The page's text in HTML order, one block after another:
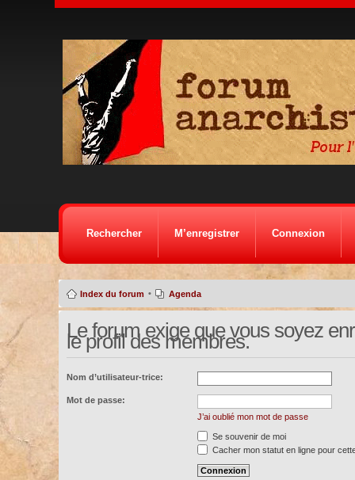
Rechercher M’enregistrer Connexion
Index du forum • Agenda
Le forum exige que vous soyez
le profil des membres.
Nom d’utilisateur-trice:
Mot de passe:
J’ai oublié mon mot de passe
Se souvenir de moi
Cacher mon statut en ligne pour